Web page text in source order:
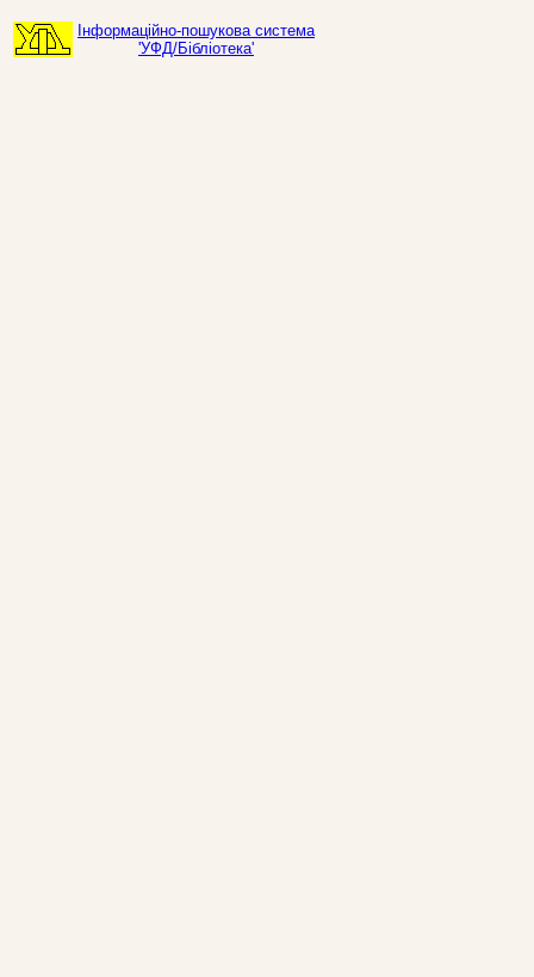
Інформаційно-пошукова система
'УФД/Бібліотека'